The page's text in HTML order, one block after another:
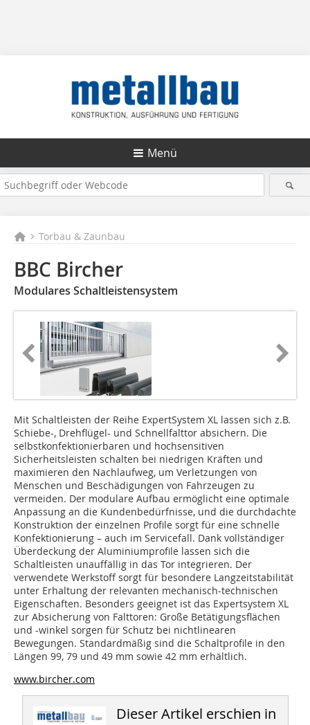
Menü
Torbau & Zaunbau
BBC Bircher
Modulares Schaltleistensystem
Mit Schaltleisten der Reihe ExpertSystem XL lassen sich z.B.
Schiebe-, Drehflügel- und Schnellfalttor absichern. Die
selbstkonfektionierbaren und hochsensitiven
Sicherheitsleisten schalten bei niedrigen Kräften und
maximieren den Nachlaufweg, um Verletzungen von
Menschen und Beschädigungen von Fahrzeugen zu
vermeiden. Der modulare Aufbau ermöglicht eine optimale
Anpassung an die Kundenbedürfnisse, und die durchdachte
Konstruktion der einzelnen Profile sorgt für eine schnelle
Konfektionierung – auch im Servicefall. Dank vollständiger
Überdeckung der Aluminiumprofile lassen sich die
Schaltleisten unauffällig in das Tor integrieren. Der
verwendete Werkstoff sorgt für besondere Langzeitstabilität
unter Erhaltung der relevanten mechanisch-technischen
Eigenschaften. Besonders geeignet ist das Expertsystem XL
zur Absicherung von Falttoren: Große Betätigungsflächen
und -winkel sorgen für Schutz bei nichtlinearen
Bewegungen. Standardmäßig sind die Schaltprofile in den
Längen 99, 79 und 49 mm sowie 42 mm erhältlich.
www.bircher.com
Dieser Artikel erschien in